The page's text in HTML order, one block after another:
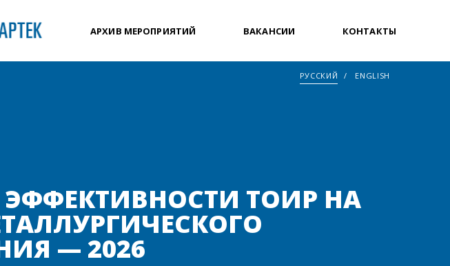
АРХИВ МЕРОПРИЯТИЙ ВАКАНСИИ КОНТАКТЫ
РУССКИЙ ENGLISH
ЭФФЕКТИВНОСТИ ТОИР НА
— 2026